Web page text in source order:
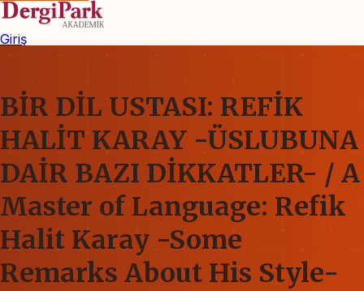
Giriş
BİR DİL USTASI: REFİK
HALİT KARAY -ÜSLUBUNA
DAİR BAZI DİKKATLER- / A
Master of Language: Refik
Halit Karay -Some
Remarks About His Style-